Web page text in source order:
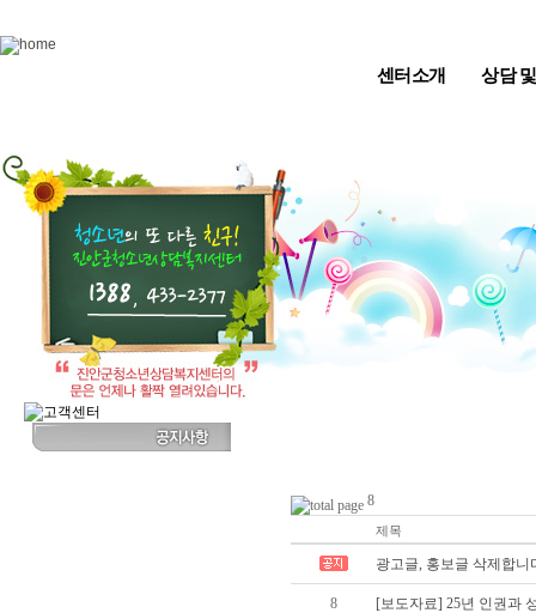
센터소개 상담
8
제목
광고글, 홍보글 삭제합
8 [보도자료] 25년 인권과